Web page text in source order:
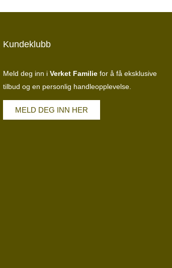
Kundeklubb
Meld deg inn i Verket Familie for å få eksklusive
tilbud og en personlig handleopplevelse.
MELD DEG INN HER